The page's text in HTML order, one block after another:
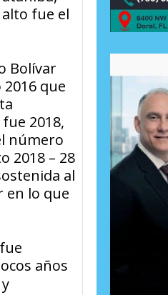
fue el
Bolívar
que
2018,
número
2018 – 28
al
en lo que
años